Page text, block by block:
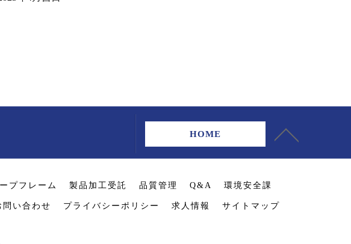
HOME
プフレーム 製品加工受託 品質管理 Q&A 環境安全課
問い合わせ プライバシーポリシー 求人情報 サイトマップ